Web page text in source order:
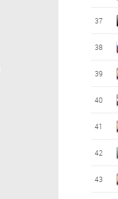
37
38
39
40
41
42
43